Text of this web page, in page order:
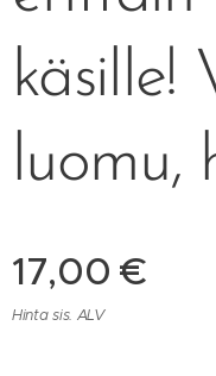
käsille!
luomu,
17,00 €
Hinta sis. ALV